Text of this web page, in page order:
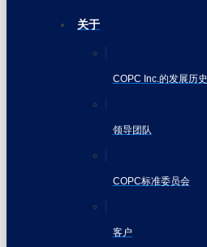
关于
COPC Inc.的发展历史
领导团队
COPC标准委员会
客户